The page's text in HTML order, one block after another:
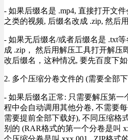
- 如果后缀名是 .mp4, 直接打开文
之类的视频, 后缀名改成 .zip, 然后
- 如果无后缀名/或者后缀名是 .txt
成 .zip， 然后用解压工具打开解压
改后缀名，这种情况, 要先百度下
2. 多个压缩分卷文件的 (需要全部
- 如果后缀名正常: 只需要解压第一
程中会自动调用其他分卷, 不需要
需要提前全部下载好), 不同压缩格
别的 (RAR格式的第一个分卷是叫